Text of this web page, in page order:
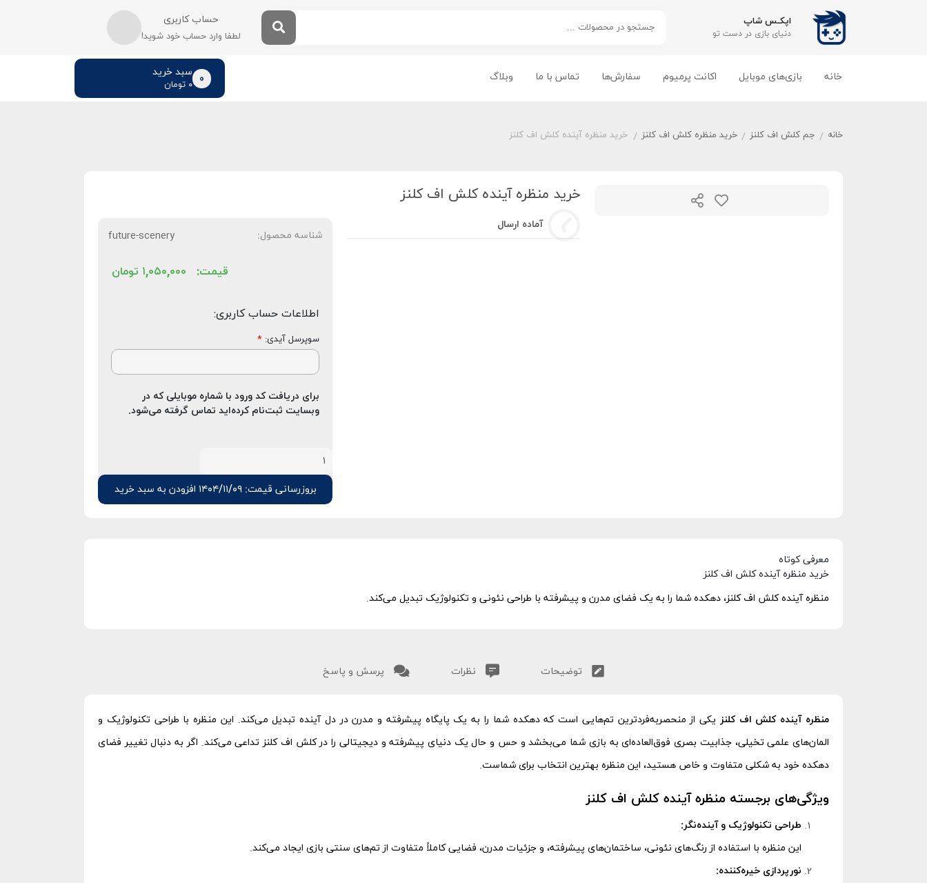
اپکـس شاپ
دنیای بازی‌ در دست تو
حساب کاربری
لطفا وارد حساب خود شوید!
خانه بازی‌های موبایل اکانت پرمیوم سفارش‌ها تماس با ما وبلاگ سبد خرید
تومان۰
0
خانه / جم کلش اف کلنز / خرید منظره کلش اف کلنز / خرید منظره آینده کلش اف کلنز
خرید منظره آینده کلش اف کلنز
آماده ارسال
شناسه محصول:
future-scenery
قیمت: تومان ۱,۰۵۰,۰۰۰
اطلاعات حساب کاربری:
سوپرسل آیدی: *
برای دریافت کد ورود با شماره موبایلی که در
وبسایت ثبت‌نام کرده‌اید تماس گرفته می‌شود.
بروزرسانی قیمت: ۱۴۰۴/۱۱/۰۹
معرفی کوتاه
خرید منظره آینده کلش اف کلنز
منظره آینده کلش اف کلنز، دهکده شما را به یک فضای مدرن و پیشرفته با طراحی نئونی و تکنولوژیک تبدیل می‌کند.
توضیحات نظرات پرسش و پاسخ
منظره آینده کلش اف کلنز یکی از منحصربه‌فردترین تم‌هایی است که دهکده شما را به یک پایگاه پیشرفته و مدرن در دل آینده تبدیل می‌کند. این منظره با طراحی تکنولوژیک و
المان‌های علمی تخیلی، جذابیت بصری فوق‌العاده‌ای به بازی شما می‌بخشد و حس و حال یک دنیای پیشرفته و دیجیتالی را در کلش اف کلنز تداعی می‌کند. اگر به دنبال تغییر فضای
دهکده خود به شکلی متفاوت و خاص هستید، این منظره بهترین انتخاب برای شماست.
ویژگی‌های برجسته منظره آینده کلش اف کلنز
طراحی تکنولوژیک و آینده‌نگر:
این منظره با استفاده از رنگ‌های نئونی، ساختمان‌های پیشرفته، و جزئیات مدرن، فضایی کاملاً متفاوت از تم‌های سنتی بازی ایجاد می‌کند.
نورپردازی خیره‌کننده: